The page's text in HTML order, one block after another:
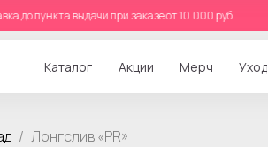
до пункта выдачи при заказе от 10.000 руб
Каталог Мерч
Акции Уход
Лонгслив «PR»